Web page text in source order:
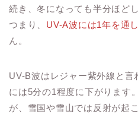
続き、冬になっても半分ほど
つまり、 UV-A波には1年を通
ん。
UV-B波はレジャー紫外線と
には5分の1程度に下がります。
が、雪国や雪山では反射が起